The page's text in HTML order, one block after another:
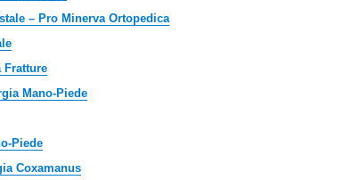
– Pro Minerva Ortopedica
Fratture
Mano-Piede
Piede
Coxamanus